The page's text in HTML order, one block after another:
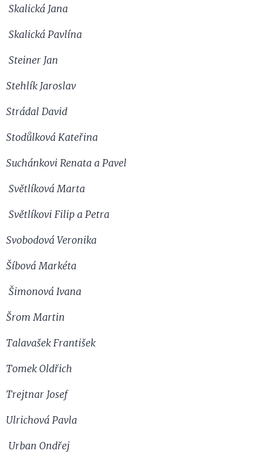
Skalická Jana
Skalická Pavlína
Steiner Jan
Stehlík Jaroslav
Strádal David
Stodůlková Kateřina
Suchánkovi Renata a Pavel
Světlíková Marta
Světlíkovi Filip a Petra
Svobodová Veronika
Šíbová Markéta
Šimonová Ivana
Šrom Martin
Talavašek František
Tomek Oldřich
Trejtnar Josef
Ulrichová Pavla
Urban Ondřej